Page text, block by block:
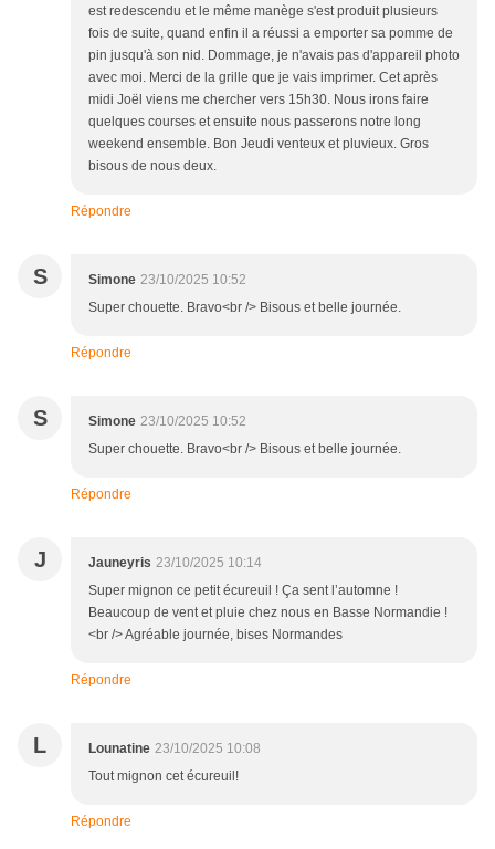
est redescendu et le même manège s'est produit plusieurs
fois de suite, quand enfin il a réussi a emporter sa pomme de
pin jusqu'à son nid. Dommage, je n'avais pas d'appareil photo
avec moi. Merci de la grille que je vais imprimer. Cet après
midi Joël viens me chercher vers 15h30. Nous irons faire
quelques courses et ensuite nous passerons notre long
weekend ensemble. Bon Jeudi venteux et pluvieux. Gros
bisous de nous deux.
Répondre
S Simone 23/10/2025 10:52
Super chouette. Bravo<br /> Bisous et belle journée.
Répondre
S Simone 23/10/2025 10:52
Super chouette. Bravo<br /> Bisous et belle journée.
Répondre
J Jauneyris 23/10/2025 10:14
Super mignon ce petit écureuil ! Ça sent l’automne !
Beaucoup de vent et pluie chez nous en Basse Normandie !
<br /> Agréable journée, bises Normandes
Répondre
L Lounatine 23/10/2025 10:08
Tout mignon cet écureuil!
Répondre